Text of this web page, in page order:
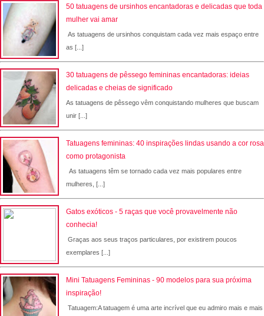
50 tatuagens de ursinhos encantadoras e delicadas que toda
mulher vai amar
As tatuagens de ursinhos conquistam cada vez mais espaço entre
as [...]
30 tatuagens de pêssego femininas encantadoras: ideias
delicadas e cheias de significado
As tatuagens de pêssego vêm conquistando mulheres que buscam
unir [...]
Tatuagens femininas: 40 inspirações lindas usando a cor rosa
como protagonista
As tatuagens têm se tornado cada vez mais populares entre
mulheres, [...]
Gatos exóticos - 5 raças que você provavelmente não
conhecia!
Graças aos seus traços particulares, por existirem poucos
exemplares [...]
Mini Tatuagens Femininas - 90 modelos para sua próxima
inspiração!
Tatuagem:A tatuagem é uma arte incrível que eu admiro mais e mais